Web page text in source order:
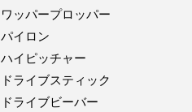
ワッパープロッパー
パイロン
ハイピッチャー
ドライブスティック
ドライブビーバー